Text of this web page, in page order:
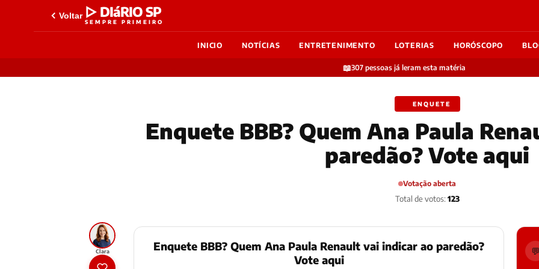
Voltar ▷ DIáRIO SP
SEMPRE PRIMEIRO
INICIO NOTÍCIAS ENTRETENIMENTO LOTERIAS HORÓSCOPO
📖307 pessoas já leram esta matéria
Clara
ENQUETE
Enquete BBB? Quem Ana Paula
paredão? Vote aqui
Votação aberta
Total de votos: 123
Enquete BBB? Quem Ana Paula Renault vai indicar ao paredão?
Vote aqui
💬